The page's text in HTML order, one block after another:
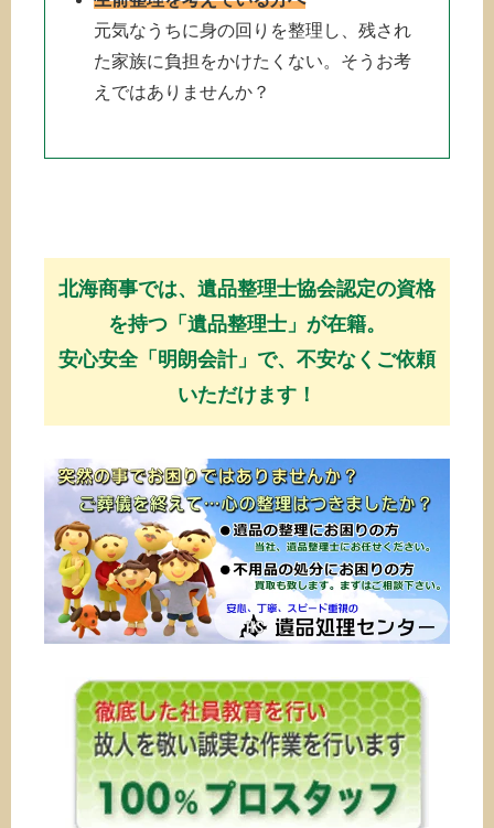
元気なうちに身の回りを整理し、残され
た家族に負担をかけたくない。そうお考
えではありませんか？
北海商事では、遺品整理士協会認定の資格
を持つ「遺品整理士」が在籍。
安心安全「明朗会計」で、不安なくご依頼
いただけます！